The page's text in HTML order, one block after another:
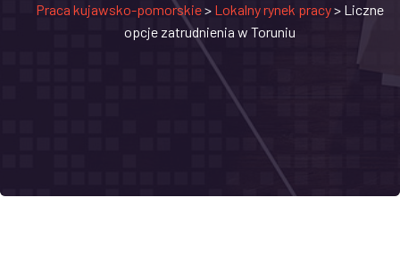
Praca kujawsko-pomorskie> Lokalny rynek pracy> Liczne
opcje zatrudnienia w Toruniu